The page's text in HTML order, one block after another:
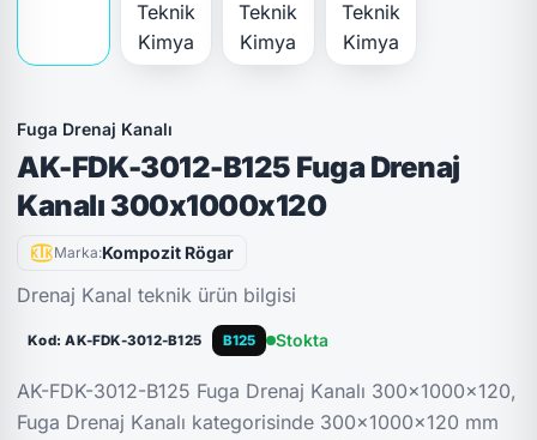
Fuga Drenaj Kanalı
AK-FDK-3012-B125 Fuga Drenaj
Kanalı 300x1000x120
Marka:Kompozit Rögar
Drenaj Kanal teknik ürün bilgisi
Kod: AK-FDK-3012-B125 B125 Stokta
AK-FDK-3012-B125 Fuga Drenaj Kanalı 300x1000x120,
Fuga Drenaj Kanalı kategorisinde 300x1000x120 mm